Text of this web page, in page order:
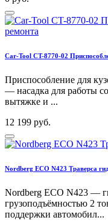
Car-Tool CT-8770-02
Приспособление для
— насадка для работы
вытяжке и ...
12 199 руб.
Nordberg ECO N423 Траверса
Nordberg ECO N423 —
грузоподъёмностью 2
поддержки автомобил...